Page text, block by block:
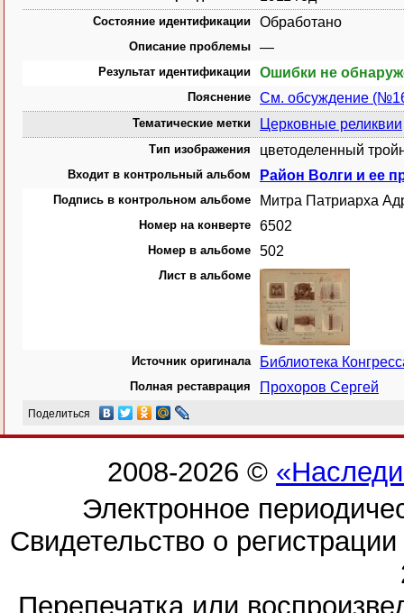
Состояние идентификации Обработано
Описание проблемы —
Результат идентификации Ошибки не
Пояснение См. обсуждение
Тематические метки Церковные реликвии
Тип изображения цветоделенный
Входит в контрольный альбом Район Волги и ее
Подпись в контрольном альбоме Митра Патриарха
Номер на конверте 6502
Номер в альбоме 502
Лист в альбоме
Источник оригинала Библиотека
Полная реставрация Прохоров Сергей
Поделиться
2008-2026 ©
Электронное
Свидетельство о
Перепечатка или